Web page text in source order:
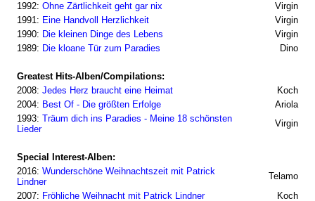
1992: Ohne Zärtlichkeit geht gar nix
Virgin
1991: Eine Handvoll Herzlichkeit
Virgin
1990: Die kleinen Dinge des Lebens
Virgin
1989: Die kloane Tür zum Paradies Dino
Greatest Hits-Alben/Compilations:
2008: Jedes Herz braucht eine Heimat
Koch
2004: Best Of - Die größten Erfolge
Ariola
1993: Träum dich ins Paradies - Meine 18 schönsten
Lieder
Virgin
Special Interest-Alben:
2016: Wunderschöne Weihnachtszeit mit Patrick
Lindner
Telamo
2007: Fröhliche Weihnacht mit Patrick Lindner Koch